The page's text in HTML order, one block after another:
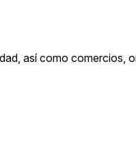
así como comercios,